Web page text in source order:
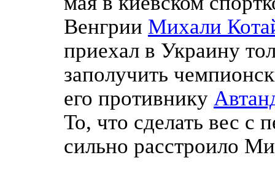
Венгрии Михали
приехал в Украину
заполучить
его противнику
То, что сделать вес с
сильно расстроило